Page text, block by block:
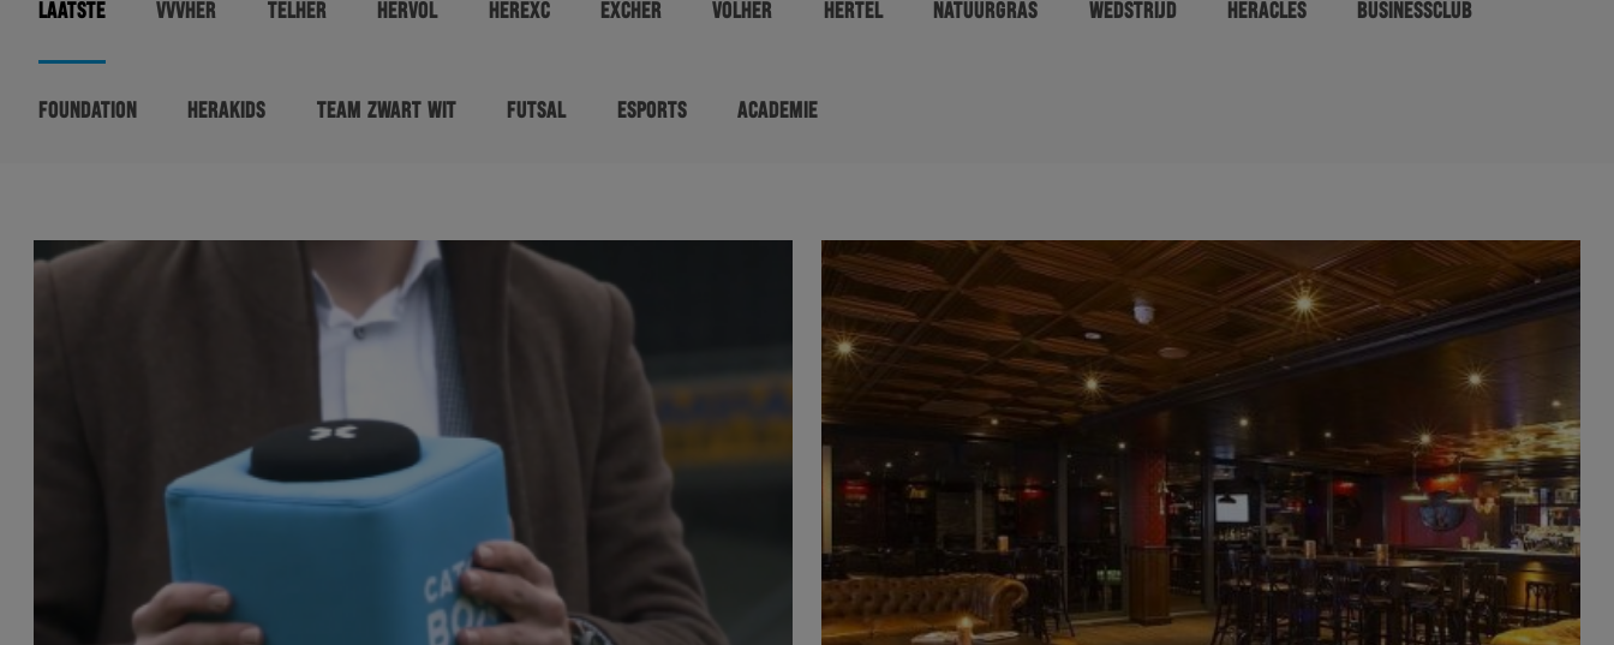
LAATSTE VVVHER TELHER HERVOL HEREXC EXCHER VOLHER HERTEL NATUURGRAS WEDSTRIJD HERACLES BUSINESSCLUB
FOUNDATION HERAKIDS TEAM ZWART WIT FUTSAL ESPORTS ACADEMIE